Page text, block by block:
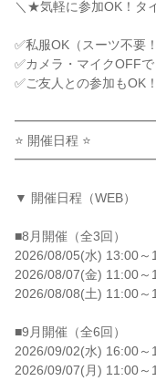
＼★気軽に参加OK！タ
✅私服OK（スーツ不要
✅カメラ・マイクOFF
✅ご友人との参加もOK
⭐ 開催日程 ⭐
▼ 開催日程（WEB）
■8月開催（全3回）
2026/08/05(水) 13:00～
2026/08/07(金) 11:00～
2026/08/08(土) 11:00～
■9月開催（全6回）
2026/09/02(水) 16:00～
2026/09/07(月) 11:00～